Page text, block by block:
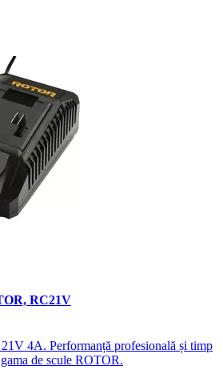
RC21V
4A. Performanță profesională și timp
de scule ROTOR.